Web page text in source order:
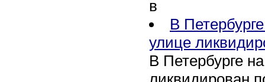
в
В
улице
В Петербурге